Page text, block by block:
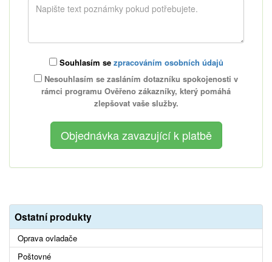
Souhlasím se zpracováním osobních údajů
Nesouhlasím se zasláním dotazníku spokojenosti v
rámci programu Ověřeno zákazníky, který pomáhá
zlepšovat vaše služby.
Ostatní produkty
Oprava ovladače
Poštovné